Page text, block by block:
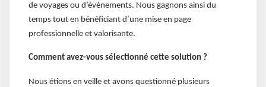
de voyages ou d’événements. Nous gagnons ainsi du
temps tout en bénéficiant d’une mise en page
professionnelle et valorisante.
Comment avez-vous sélectionné cette solution ?
Nous étions en veille et avons questionné plusieurs